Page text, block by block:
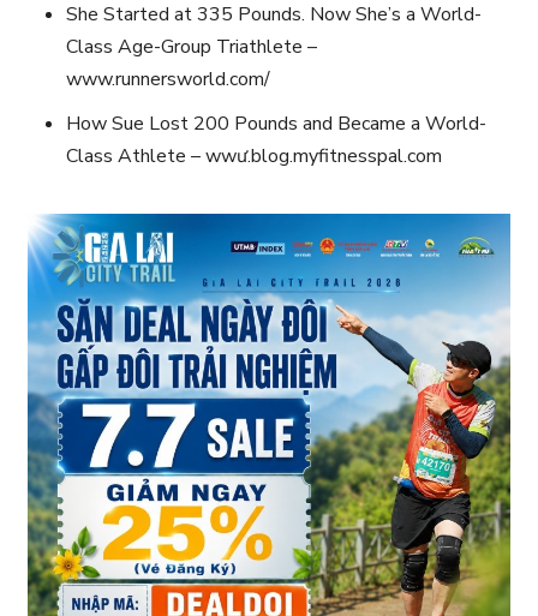
She Started at 335 Pounds. Now She’s a World-
Class Age-Group Triathlete –
www.runnersworld.com/
How Sue Lost 200 Pounds and Became a World-
Class Athlete – wwư.blog.myfitnesspal.com